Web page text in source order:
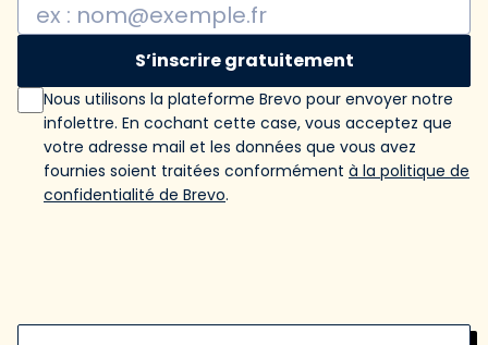
S’inscrire gratuitement
Nous utilisons la plateforme Brevo pour envoyer notre
infolettre. En cochant cette case, vous acceptez que
votre adresse mail et les données que vous avez
fournies soient traitées conformément à la politique de
confidentialité de Brevo.